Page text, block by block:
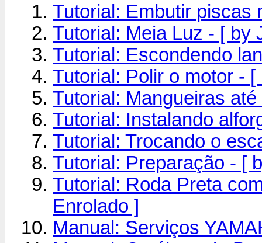
Tutorial: Embutir piscas
Tutorial: Meia Luz - [ by
Tutorial: Escondendo
Tutorial: Polir o motor -
Tutorial: Mangueiras
Tutorial: Instalando
Tutorial: Trocando o
Tutorial: Preparação - [
Tutorial: Roda Preta
Enrolado ]
Manual: Serviços